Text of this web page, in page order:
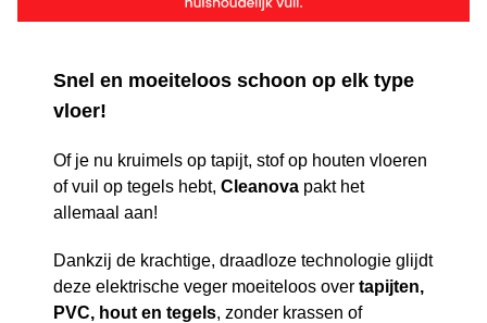
Snel en moeiteloos schoon op elk type
vloer!
Of je nu kruimels op tapijt, stof op houten vloeren
of vuil op tegels hebt,Cleanova pakt het
allemaal aan!
Dankzij de krachtige, draadloze technologie glijdt
deze elektrische veger moeiteloos overtapijten,
PVC, hout en tegels, zonder krassen of